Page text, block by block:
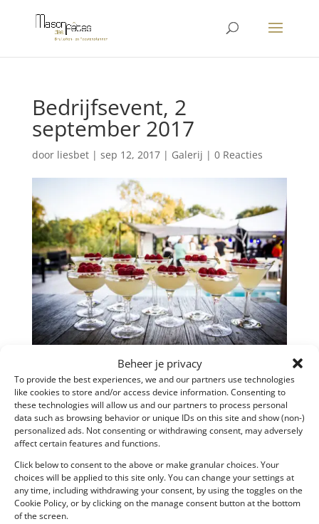
Beheer je privacy
To provide the best experiences, we and our partners use technologies
like cookies to store and/or access device information. Consenting to
these technologies will allow us and our partners to process personal
data such as browsing behavior or unique IDs on this site and show (non-)
personalized ads. Not consenting or withdrawing consent, may adversely
affect certain features and functions.
Click below to consent to the above or make granular choices. Your
choices will be applied to this site only. You can change your settings at
any time, including withdrawing your consent, by using the toggles on the
Cookie Policy, or by clicking on the manage consent button at the bottom
of the screen.
Bedrijfsevent, 2
september 2017
door liesbet| sep 12, 2017| Galerij | 0 Reacties
Bedrijfsevent voor personeel en klanten
Feestlocatie: tent
Ingrediënten: gastronomische BBQ verzorgd door
Beenhouwerij Buermans, decoratie via Maison des
Fêtes, steigerhout viaWoodrental, live optreden door
Alpha Generation, ginbar…